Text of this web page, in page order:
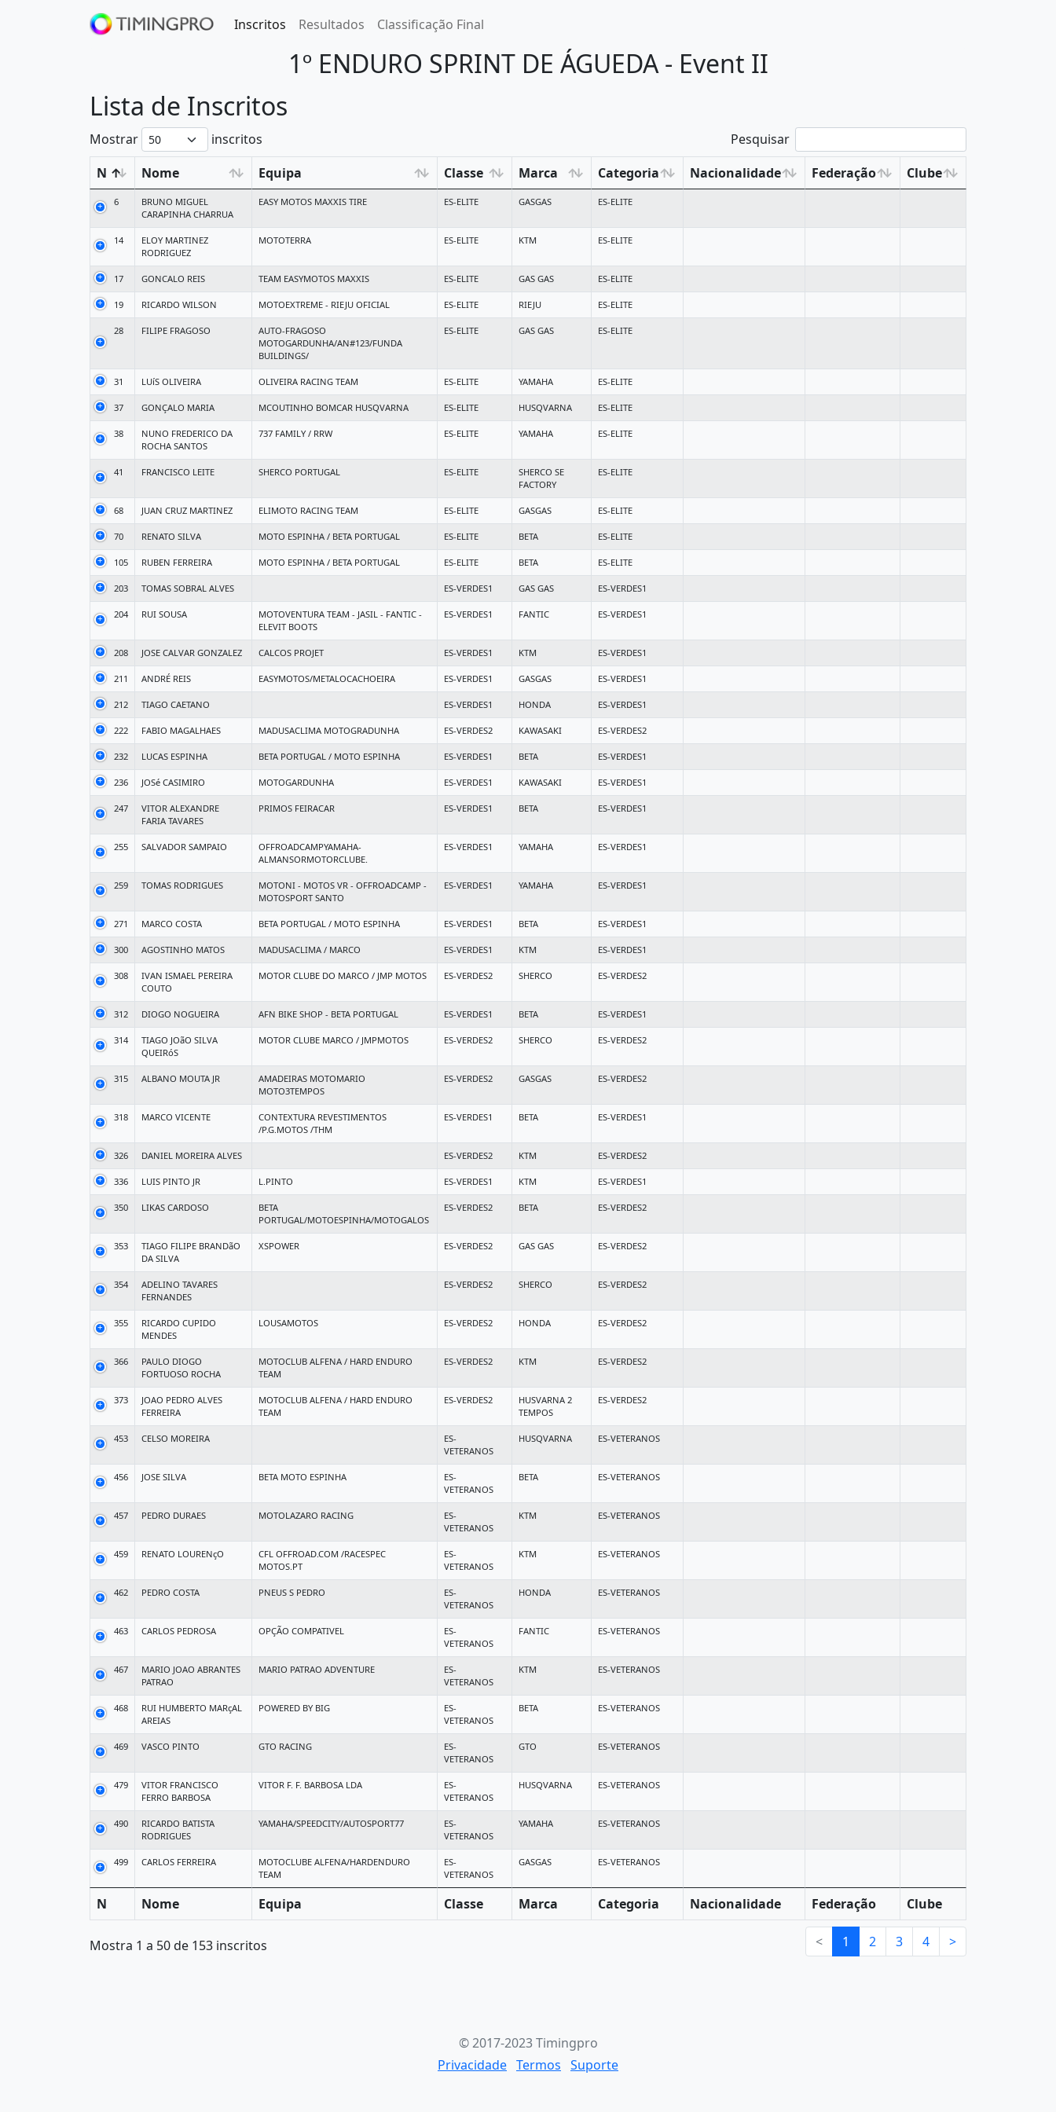
Inscritos Resultados Classificação Final
1º ENDURO SPRINT DE ÁGUEDA - Event II
Lista de Inscritos
Mostrar inscritos
Pesquisar
N
Nome Equipa Classe Marca Categoria Nacionalidade Federação Clube
6
BRUNO MIGUEL
CARAPINHA CHARRUA
EASY MOTOS MAXXIS TIRE ES-ELITE GASGAS ES-ELITE
14
ELOY MARTINEZ
RODRIGUEZ
MOTOTERRA ES-ELITE KTM ES-ELITE
17 GONCALO REIS TEAM EASYMOTOS MAXXIS ES-ELITE GAS GAS ES-ELITE
19 RICARDO WILSON MOTOEXTREME - RIEJU OFICIAL ES-ELITE RIEJU ES-ELITE
28 FILIPE FRAGOSO
AUTO-FRAGOSO
MOTOGARDUNHA/AN#123/FUNDA
BUILDINGS/
ES-ELITE GAS GAS ES-ELITE
31 LUíS OLIVEIRA OLIVEIRA RACING TEAM ES-ELITE YAMAHA ES-ELITE
37 GONÇALO MARIA MCOUTINHO BOMCAR HUSQVARNA ES-ELITE HUSQVARNA ES-ELITE
38
NUNO FREDERICO DA
ROCHA SANTOS
737 FAMILY / RRW ES-ELITE YAMAHA ES-ELITE
41 FRANCISCO LEITE SHERCO PORTUGAL ES-ELITE
SHERCO SE
FACTORY
ES-ELITE
68 JUAN CRUZ MARTINEZ ELIMOTO RACING TEAM ES-ELITE GASGAS ES-ELITE
70 RENATO SILVA MOTO ESPINHA / BETA PORTUGAL ES-ELITE BETA ES-ELITE
105 RUBEN FERREIRA MOTO ESPINHA / BETA PORTUGAL ES-ELITE BETA ES-ELITE
203 TOMAS SOBRAL ALVES ES-VERDES1 GAS GAS ES-VERDES1
204 RUI SOUSA
MOTOVENTURA TEAM - JASIL - FANTIC -
ELEVIT BOOTS
ES-VERDES1 FANTIC ES-VERDES1
208 JOSE CALVAR GONZALEZ CALCOS PROJET ES-VERDES1 KTM ES-VERDES1
211 ANDRÉ REIS EASYMOTOS/METALOCACHOEIRA ES-VERDES1 GASGAS ES-VERDES1
212 TIAGO CAETANO ES-VERDES1 HONDA ES-VERDES1
222 FABIO MAGALHAES MADUSACLIMA MOTOGRADUNHA ES-VERDES2 KAWASAKI ES-VERDES2
232 LUCAS ESPINHA BETA PORTUGAL / MOTO ESPINHA ES-VERDES1 BETA ES-VERDES1
236 JOSé CASIMIRO MOTOGARDUNHA ES-VERDES1 KAWASAKI ES-VERDES1
247
VITOR ALEXANDRE
FARIA TAVARES
PRIMOS FEIRACAR ES-VERDES1 BETA ES-VERDES1
255 SALVADOR SAMPAIO
OFFROADCAMPYAMAHA-
ALMANSORMOTORCLUBE.
ES-VERDES1 YAMAHA ES-VERDES1
259 TOMAS RODRIGUES
MOTONI - MOTOS VR - OFFROADCAMP -
MOTOSPORT SANTO
ES-VERDES1 YAMAHA ES-VERDES1
271 MARCO COSTA BETA PORTUGAL / MOTO ESPINHA ES-VERDES1 BETA ES-VERDES1
300 AGOSTINHO MATOS MADUSACLIMA / MARCO ES-VERDES1 KTM ES-VERDES1
308
IVAN ISMAEL PEREIRA
COUTO
MOTOR CLUBE DO MARCO / JMP MOTOS ES-VERDES2 SHERCO ES-VERDES2
312 DIOGO NOGUEIRA AFN BIKE SHOP - BETA PORTUGAL ES-VERDES1 BETA ES-VERDES1
314
TIAGO JOãO SILVA
QUEIRóS
MOTOR CLUBE MARCO / JMPMOTOS ES-VERDES2 SHERCO ES-VERDES2
315 ALBANO MOUTA JR
AMADEIRAS MOTOMARIO
MOTO3TEMPOS
ES-VERDES2 GASGAS ES-VERDES2
318 MARCO VICENTE
CONTEXTURA REVESTIMENTOS
/P.G.MOTOS /THM
ES-VERDES1 BETA ES-VERDES1
326 DANIEL MOREIRA ALVES ES-VERDES2 KTM ES-VERDES2
336 LUIS PINTO JR L.PINTO ES-VERDES1 KTM ES-VERDES1
350 LIKAS CARDOSO
BETA
PORTUGAL/MOTOESPINHA/MOTOGALOS
ES-VERDES2 BETA ES-VERDES2
353
TIAGO FILIPE BRANDãO
DA SILVA
XSPOWER ES-VERDES2 GAS GAS ES-VERDES2
354
ADELINO TAVARES
FERNANDES
ES-VERDES2 SHERCO ES-VERDES2
355
RICARDO CUPIDO
MENDES
LOUSAMOTOS ES-VERDES2 HONDA ES-VERDES2
366
PAULO DIOGO
FORTUOSO ROCHA
MOTOCLUB ALFENA / HARD ENDURO
TEAM
ES-VERDES2 KTM ES-VERDES2
373
JOAO PEDRO ALVES
FERREIRA
MOTOCLUB ALFENA / HARD ENDURO
TEAM
ES-VERDES2
HUSVARNA 2
TEMPOS
ES-VERDES2
453 CELSO MOREIRA
ES-
VETERANOS
HUSQVARNA ES-VETERANOS
456 JOSE SILVA BETA MOTO ESPINHA
ES-
VETERANOS
BETA ES-VETERANOS
457 PEDRO DURAES MOTOLAZARO RACING
ES-
VETERANOS
KTM ES-VETERANOS
459 RENATO LOURENçO
CFL OFFROAD.COM /RACESPEC
MOTOS.PT
ES-
VETERANOS
KTM ES-VETERANOS
462 PEDRO COSTA PNEUS S PEDRO
ES-
VETERANOS
HONDA ES-VETERANOS
463 CARLOS PEDROSA OPÇÃO COMPATIVEL
ES-
VETERANOS
FANTIC ES-VETERANOS
467
MARIO JOAO ABRANTES
PATRAO
MARIO PATRAO ADVENTURE
ES-
VETERANOS
KTM ES-VETERANOS
468
RUI HUMBERTO MARçAL
AREIAS
POWERED BY BIG
ES-
VETERANOS
BETA ES-VETERANOS
469 VASCO PINTO GTO RACING
ES-
VETERANOS
GTO ES-VETERANOS
479
VITOR FRANCISCO
FERRO BARBOSA
VITOR F. F. BARBOSA LDA
ES-
VETERANOS
HUSQVARNA ES-VETERANOS
490
RICARDO BATISTA
RODRIGUES
YAMAHA/SPEEDCITY/AUTOSPORT77
ES-
VETERANOS
YAMAHA ES-VETERANOS
499 CARLOS FERREIRA
MOTOCLUBE ALFENA/HARDENDURO
TEAM
ES-
VETERANOS
GASGAS ES-VETERANOS
N Nome Equipa Classe Marca Categoria Nacionalidade Federação Clube
Mostra 1 a 50 de 153 inscritos < 1 2 3 4 >
© 2017-2023 Timingpro
Privacidade Termos Suporte